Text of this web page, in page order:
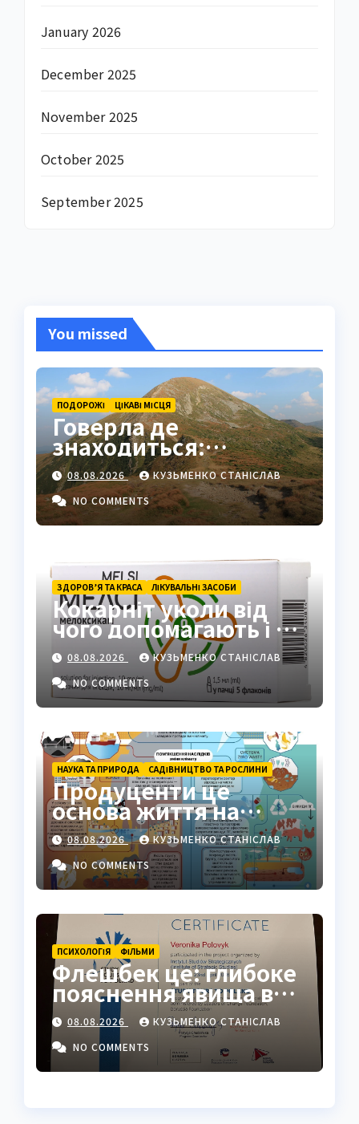
January 2026
December 2025
November 2025
October 2025
September 2025
You missed
ПОДОРОЖІ ЦІКАВІ МІСЦЯ
Говерла де
знаходиться:
найвища вершина
України в серці
Карпат
08.08.2026
КУЗЬМЕНКО СТАНІСЛАВ
NO COMMENTS
ЗДОРОВ’Я ТА КРАСА ЛІКУВАЛЬНІ ЗАСОБИ
Кокарніт уколи від
чого допомагають і як
працюють
08.08.2026
КУЗЬМЕНКО СТАНІСЛАВ
NO COMMENTS
НАУКА ТА ПРИРОДА САДІВНИЦТВО ТА РОСЛИНИ
Продуценти це
основа життя на
Землі: повний гід
08.08.2026
КУЗЬМЕНКО СТАНІСЛАВ
NO COMMENTS
ПСИХОЛОГІЯ ФІЛЬМИ
Флешбек це: глибоке
пояснення явища в
психології, кіно та
житті
08.08.2026
КУЗЬМЕНКО СТАНІСЛАВ
NO COMMENTS